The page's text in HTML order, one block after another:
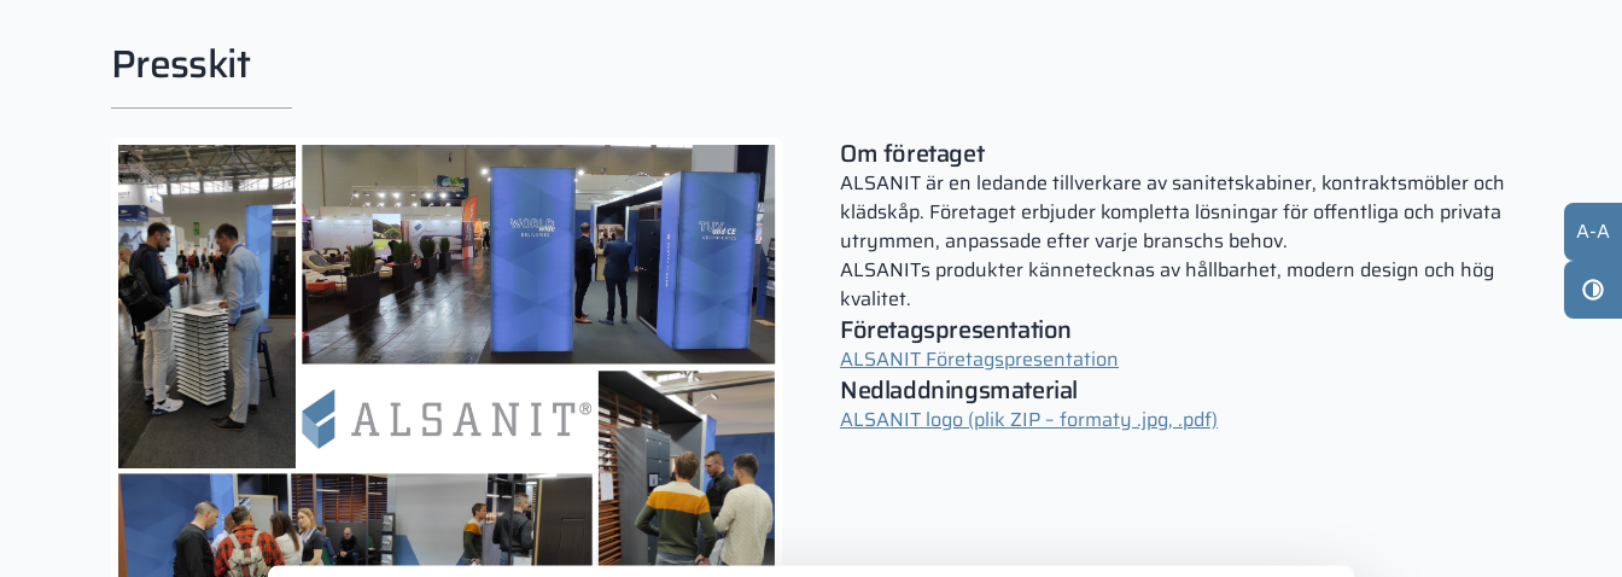
Presskit
Om företaget
ALSANIT är en ledande tillverkare av sanitetskabin­er, kontraktsmöbler och
klädskåp. Företaget erbjuder kompletta lösningar för offentliga och privata
utrymmen, anpassade efter varje branschs behov.
ALSANITs produkter kännetecknas av hållbarhet, modern design och hög
kvalitet.
Företagspresentation
ALSANIT Företagspresentation
Nedladdningsmaterial
ALSANIT logo (plik ZIP – formaty .jpg, .pdf)
A-A